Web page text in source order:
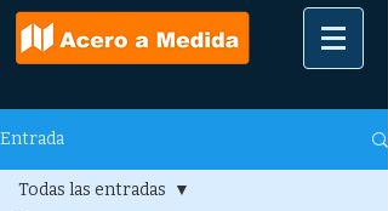
Entrada
Todas las entradas